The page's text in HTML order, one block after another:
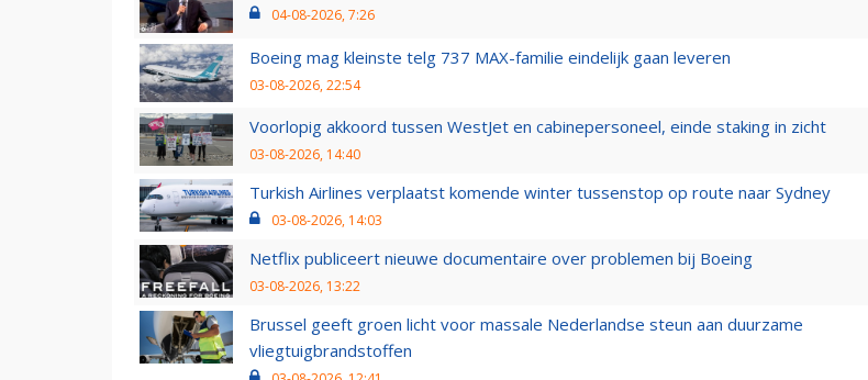
04-08-2026, 7:26
Boeing mag kleinste telg 737 MAX-familie eindelijk gaan leveren
03-08-2026, 22:54
Voorlopig akkoord tussen WestJet en cabinepersoneel, einde staking in zicht
03-08-2026, 14:40
Turkish Airlines verplaatst komende winter tussenstop op route naar Sydney
03-08-2026, 14:03
Netflix publiceert nieuwe documentaire over problemen bij Boeing
03-08-2026, 13:22
Brussel geeft groen licht voor massale Nederlandse steun aan duurzame
vliegtuigbrandstoffen